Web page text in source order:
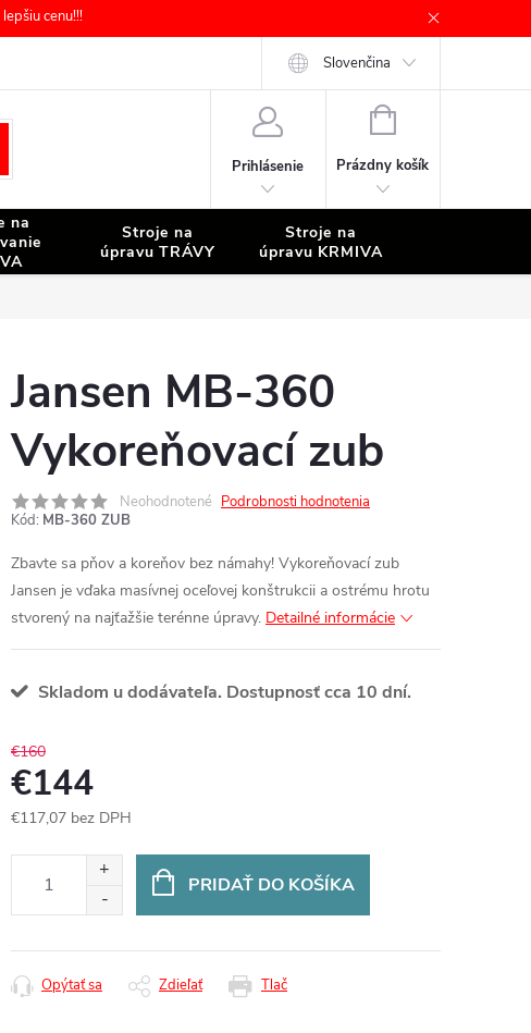
cenu!!!
Slovenčina
Prihlásenie
NÁKUPNÝ
Prázdny košík
na
Stroje na
úpravu TRÁVY
Stroje na
úpravu KRMIVA
Jansen MB-360
Vykoreňovací zub
Neohodnotené Podrobnosti hodnotenia
Kód: MB-360 ZUB
Zbavte sa pňov a koreňov bez námahy! Vykoreňovací zub
Jansen je vďaka masívnej oceľovej konštrukcii a ostrému hrotu
stvorený na najťažšie terénne úpravy. Detailné informácie
Skladom u dodávateľa. Dostupnosť cca 10 dní.
€160
€144
€117,07 bez DPH
PRIDAŤ DO KOŠÍKA
Tlač
Opýtať sa Zdieľať